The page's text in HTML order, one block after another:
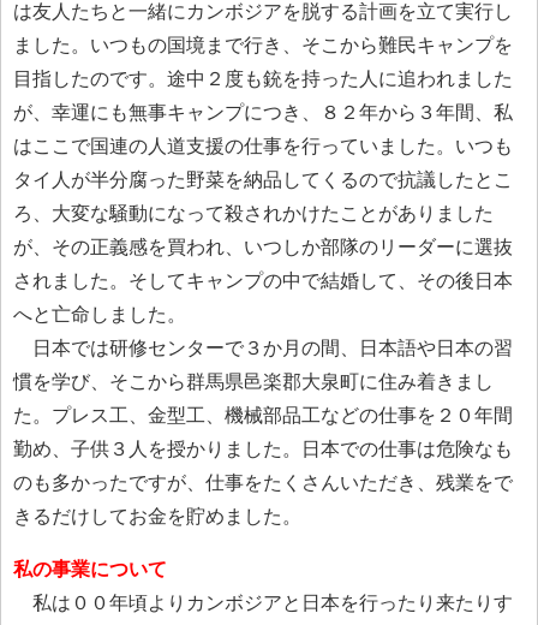
は友人たちと一緒にカンボジアを脱する計画を立て実行し
ました。いつもの国境まで行き、そこから難民キャンプを
目指したのです。途中２度も銃を持った人に追われました
が、幸運にも無事キャンプにつき、８２年から３年間、私
はここで国連の人道支援の仕事を行っていました。いつも
タイ人が半分腐った野菜を納品してくるので抗議したとこ
ろ、大変な騒動になって殺されかけたことがありました
が、その正義感を買われ、いつしか部隊のリーダーに選抜
されました。そしてキャンプの中で結婚して、その後日本
へと亡命しました。
日本では研修センターで３か月の間、日本語や日本の習
慣を学び、そこから群馬県邑楽郡大泉町に住み着きまし
た。プレス工、金型工、機械部品工などの仕事を２０年間
勤め、子供３人を授かりました。日本での仕事は危険なも
のも多かったですが、仕事をたくさんいただき、残業をで
きるだけしてお金を貯めました。
私の事業について
私は００年頃よりカンボジアと日本を行ったり来たりす